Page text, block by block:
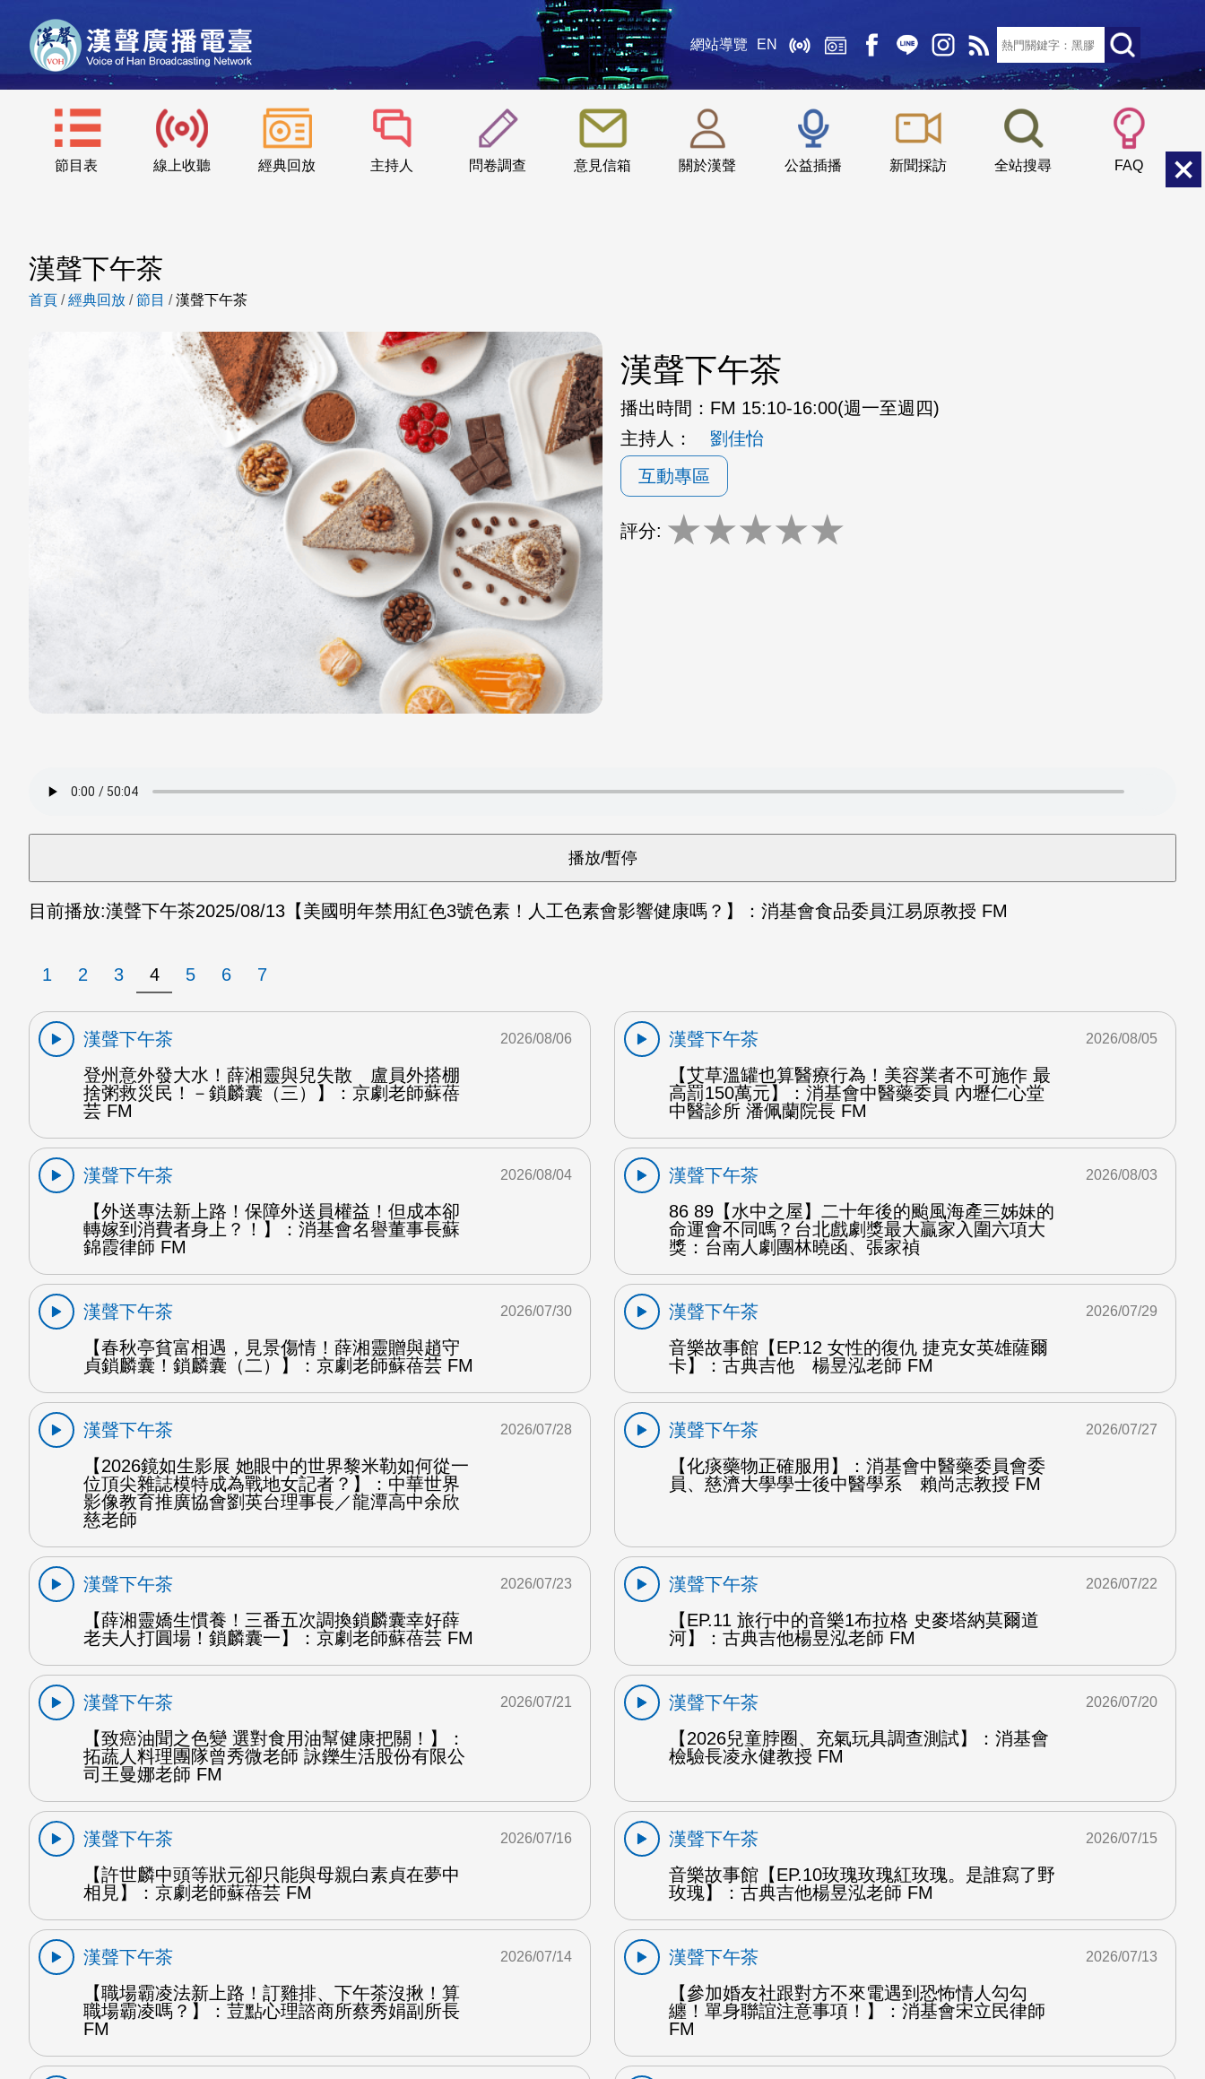
網站導覽 EN
節目表 線上收聽 經典回放 主持人 問卷調查 意見信箱 關於漢聲 公益插播 新聞採訪 全站搜尋 FAQ
::: 小 中
漢聲下午茶
首頁 /經典回放 /節目 /漢聲下午茶
漢聲下午茶
播出時間： FM 15:10-16:00(週一至週四)
主持人：
劉佳怡
互動專區
評分: ★★★★★
目前播放:漢聲下午茶2025/08/13 【美國明年禁用紅色3號色素！人工色素會影響健康嗎？】：消基會食品委員江易原教授 FM
1 2 3 4 5 6 7
漢聲下午茶
登州意外發大水！薛湘靈與兒失散 盧員外搭棚
捨粥救災民！－鎖麟囊（三）】：京劇老師蘇蓓
芸 FM
2026/08/06
漢聲下午茶
【艾草溫罐也算醫療行為！美容業者不可施作 最
高罰150萬元】：消基會中醫藥委員 內壢仁心堂
中醫診所 潘佩蘭院長 FM
2026/08/05
漢聲下午茶
【外送專法新上路！保障外送員權益！但成本卻
轉嫁到消費者身上？！】：消基會名譽董事長蘇
錦霞律師 FM
2026/08/04
漢聲下午茶
86 89【水中之屋】二十年後的颱風海產三姊妹的
命運會不同嗎？台北戲劇獎最大贏家入圍六項大
獎：台南人劇團林曉函、張家禎
2026/08/03
漢聲下午茶
【春秋亭貧富相遇，見景傷情！薛湘靈贈與趙守
貞鎖麟囊！鎖麟囊（二）】：京劇老師蘇蓓芸 FM
2026/07/30
漢聲下午茶
音樂故事館【EP.12 女性的復仇 捷克女英雄薩爾
卡】：古典吉他 楊昱泓老師 FM
2026/07/29
漢聲下午茶
【2026鏡如生影展 她眼中的世界黎米勒如何從一
位頂尖雜誌模特成為戰地女記者？】：中華世界
影像教育推廣協會劉英台理事長／龍潭高中余欣
慈老師
2026/07/28
漢聲下午茶
【化痰藥物正確服用】：消基會中醫藥委員會委
員、慈濟大學學士後中醫學系 賴尚志教授 FM
2026/07/27
漢聲下午茶
【薛湘靈嬌生慣養！三番五次調換鎖麟囊幸好薛
老夫人打圓場！鎖麟囊一】：京劇老師蘇蓓芸 FM
2026/07/23
漢聲下午茶
【EP.11 旅行中的音樂1布拉格 史麥塔納莫爾道
河】：古典吉他楊昱泓老師 FM
2026/07/22
漢聲下午茶
【致癌油聞之色變 選對食用油幫健康把關！】：
拓蔬人料理團隊曾秀微老師 詠鑠生活股份有限公
司王曼娜老師 FM
2026/07/21
漢聲下午茶
【2026兒童脖圈、充氣玩具調查測試】：消基會
檢驗長凌永健教授 FM
2026/07/20
漢聲下午茶
【許世麟中頭等狀元卻只能與母親白素貞在夢中
相見】：京劇老師蘇蓓芸 FM
2026/07/16
漢聲下午茶
音樂故事館【EP.10玫瑰玫瑰紅玫瑰。是誰寫了野
玫瑰】：古典吉他楊昱泓老師 FM
2026/07/15
漢聲下午茶
【職場霸凌法新上路！訂雞排、下午茶沒揪！算
職場霸凌嗎？】：荳點心理諮商所蔡秀娟副所長
FM
2026/07/14
漢聲下午茶
【參加婚友社跟對方不來電遇到恐怖情人勾勾
纏！單身聯誼注意事項！】：消基會宋立民律師
FM
2026/07/13